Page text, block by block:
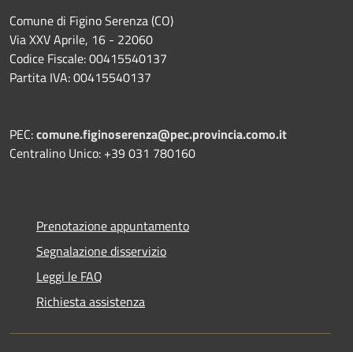
Comune di Figino Serenza (CO)
Via XXV Aprile, 16 - 22060
Codice Fiscale: 00415540137
Partita IVA: 00415540137
PEC:comune.figinoserenza@pec.provincia.como.it
Centralino Unico: +39 031 780160
Prenotazione appuntamento
Segnalazione disservizio
Leggi le FAQ
Richiesta assistenza